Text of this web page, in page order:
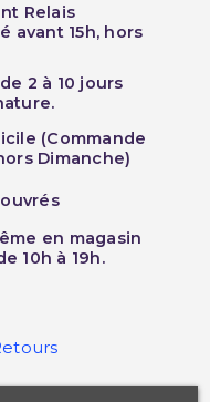
Relais
avant 15h, hors
2 à 10 jours
(Commande
Dimanche)
en magasin
10h à 19h.